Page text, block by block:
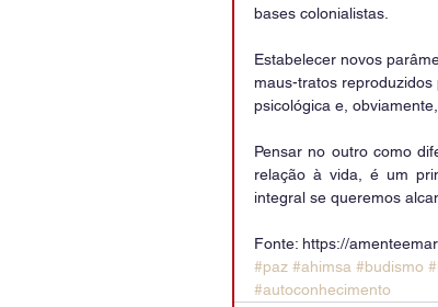
bases colonialistas.
Estabelecer novos
maus-tratos reproduzidos
psicológica e,
Pensar no outro como
relação à vida, é um
integral se queremos
Fonte: https://
#paz #ahimsa #budismo
#autoconhecimento